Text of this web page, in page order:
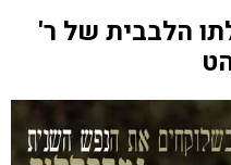
הלבבית של ר'